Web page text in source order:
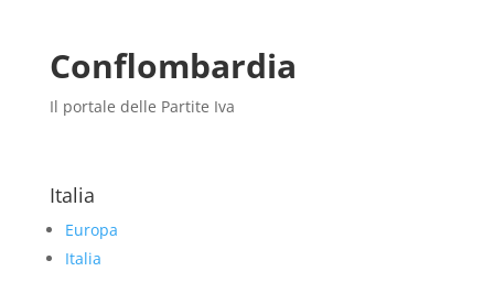
Conflombardia
Il portale delle Partite Iva
Italia
Europa
Italia